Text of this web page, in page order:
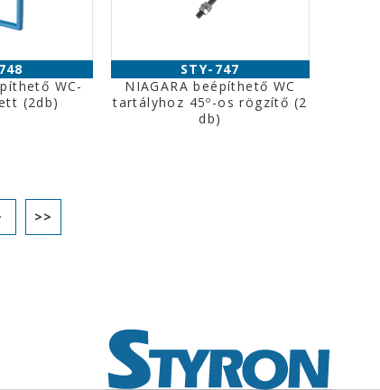
WC-
(2db)
STY-747
NIAGARA beépíthető WC
tartályhoz 45º-os rögzítő (2
db)
>>